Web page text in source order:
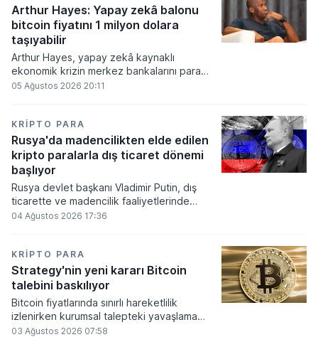
Arthur Hayes: Yapay zekâ balonu
bitcoin fiyatını 1 milyon dolara
taşıyabilir
Arthur Hayes, yapay zekâ kaynaklı
ekonomik krizin merkez bankalarını para
basmaya zorlayacağını ve bu durumun
kayıplarının tetikleyeceği kredi krizinin
küresel likidite artışına yol açacağını belirtti
ve bitcoinin bu süreçte en hızlı tepki veren
varlık olacağı vurguladı.
05 Ağustos 2026 20:11
KRIPTO PARA
Rusya'da madencilikten elde edilen
kripto paralarla dış ticaret dönemi
başlıyor
Rusya devlet başkanı Vladimir Putin, dış
ticarette ve madencilik faaliyetlerinde
kripto varlıkların kullanımına onay veren
elde edilen dijital paraların belirli şartlar
altında dolaşımına ve menkul kıymet
alımlarında kullanılmasına olanak sağlanıyor.
04 Ağustos 2026 17:36
KRIPTO PARA
Strategy'nin yeni kararı Bitcoin
talebini baskılıyor
Bitcoin fiyatlarında sınırlı hareketlilik
izlenirken kurumsal talepteki yavaşlama
piyasa dinamiklerini etkiliyor. ABD Merkez
03 Ağustos 2026 07:58